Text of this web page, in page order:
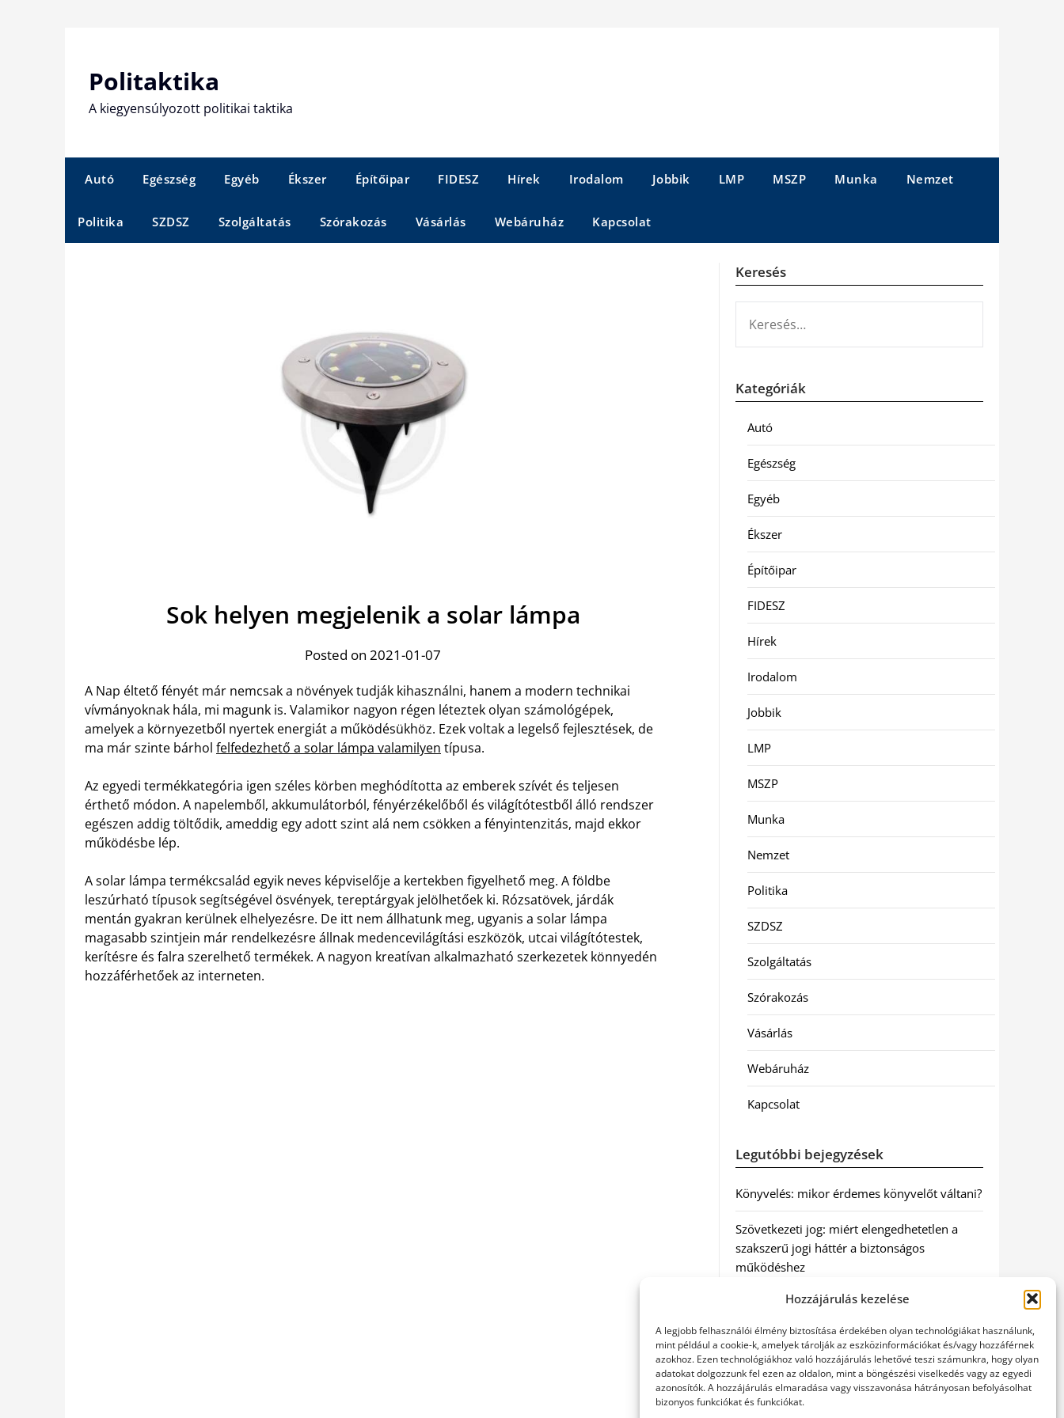
Hozzájárulás kezelése
A legjobb felhasználói élmény biztosítása érdekében olyan technológiákat használunk,
mint például a cookie-k, amelyek tárolják az eszközinformációkat és/vagy hozzáférnek
azokhoz. Ezen technológiákhoz való hozzájárulás lehetővé teszi számunkra, hogy olyan
adatokat dolgozzunk fel ezen az oldalon, mint a böngészési viselkedés vagy az egyedi
azonosítók. A hozzájárulás elmaradása vagy visszavonása hátrányosan befolyásolhat
bizonyos funkciókat és funkciókat.
Politaktika
A kiegyensúlyozott politikai taktika
Autó Egészség Egyéb Ékszer Építőipar FIDESZ Hírek Irodalom Jobbik LMP MSZP Munka Nemzet
Politika SZDSZ Szolgáltatás Szórakozás Vásárlás Webáruház Kapcsolat
Sok helyen megjelenik a solar lámpa
Posted on 2021-01-07
A Nap éltető fényét már nemcsak a növények tudják kihasználni, hanem a modern technikai
vívmányoknak hála, mi magunk is. Valamikor nagyon régen léteztek olyan számológépek,
amelyek a környezetből nyertek energiát a működésükhöz. Ezek voltak a legelső fejlesztések, de
ma már szinte bárhol felfedezhető a solar lámpa valamilyen típusa.
Az egyedi termékkategória igen széles körben meghódította az emberek szívét és teljesen
érthető módon. A napelemből, akkumulátorból, fényérzékelőből és világítótestből álló rendszer
egészen addig töltődik, ameddig egy adott szint alá nem csökken a fényintenzitás, majd ekkor
működésbe lép.
A solar lámpa termékcsalád egyik neves képviselője a kertekben figyelhető meg. A földbe
leszúrható típusok segítségével ösvények, tereptárgyak jelölhetőek ki. Rózsatövek, járdák
mentán gyakran kerülnek elhelyezésre. De itt nem állhatunk meg, ugyanis a solar lámpa
magasabb szintjein már rendelkezésre állnak medencevilágítási eszközök, utcai világítótestek,
kerítésre és falra szerelhető termékek. A nagyon kreatívan alkalmazható szerkezetek könnyedén
hozzáférhetőek az interneten.
Keresés
Kategóriák
Autó
Egészség
Egyéb
Ékszer
Építőipar
FIDESZ
Hírek
Irodalom
Jobbik
LMP
MSZP
Munka
Nemzet
Politika
SZDSZ
Szolgáltatás
Szórakozás
Vásárlás
Webáruház
Kapcsolat
Legutóbbi bejegyzések
Könyvelés: mikor érdemes könyvelőt váltani?
Szövetkezeti jog: miért elengedhetetlen a
szakszerű jogi háttér a biztonságos
működéshez
Munkajogi ügyvéd: miért nem érdemes várni
Tüll anyag: elegancia és sokoldalúság a
Szakatex kínálatában